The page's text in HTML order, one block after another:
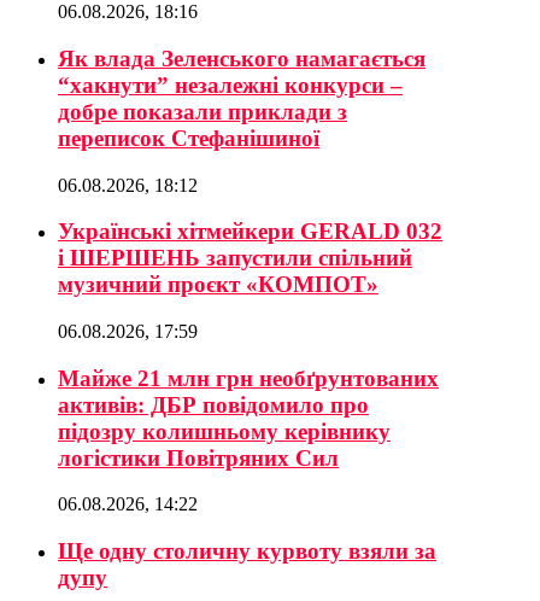
06.08.2026, 18:16
Як влада Зеленського намагається
“хакнути” незалежні конкурси –
добре показали приклади з
переписок Стефанішиної
06.08.2026, 18:12
Українські хітмейкери GERALD 032
і ШЕРШЕНЬ запустили спільний
музичний проєкт «КОМПОТ»
06.08.2026, 17:59
Майже 21 млн грн необґрунтованих
активів: ДБР повідомило про
підозру колишньому керівнику
логістики Повітряних Сил
06.08.2026, 14:22
Ще одну столичну курвоту взяли за
дупу